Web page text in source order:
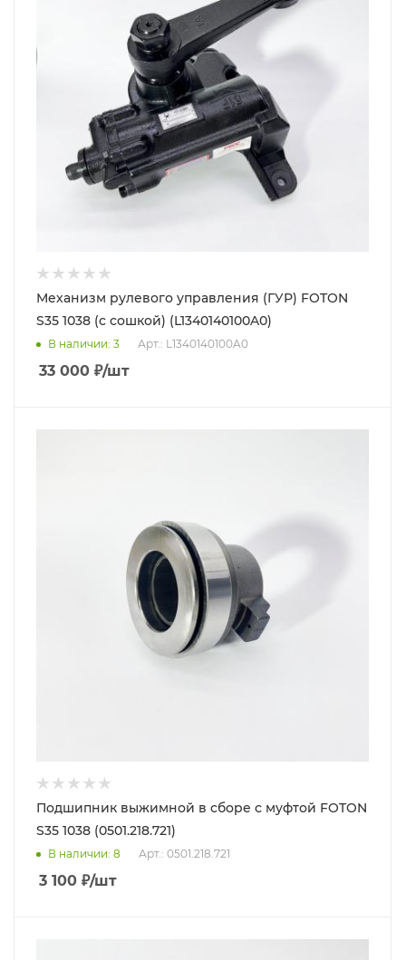
Механизм рулевого управления (ГУР) FOTON
S35 1038 (с сошкой) (L1340140100A0)
В наличии: 3 Арт.: L1340140100A0
33 000 ₽/шт
Подшипник выжимной в сборе с муфтой FOTON
S35 1038 (0501.218.721)
В наличии: 8 Арт.: 0501.218.721
3 100 ₽/шт